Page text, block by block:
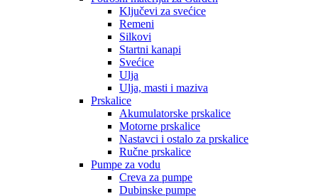
Ključevi za svećice
Remeni
Silkovi
Startni kanapi
Svećice
Ulja
Ulja, masti i maziva
Prskalice
Akumulatorske prskalice
Motorne prskalice
Nastavci i ostalo za prskalice
Ručne prskalice
Pumpe za vodu
Creva za pumpe
Dubinske pumpe